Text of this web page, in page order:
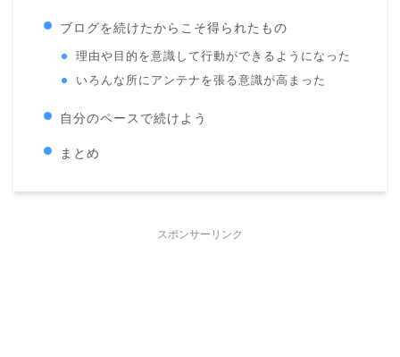
ブログを続けたからこそ得られたもの
理由や目的を意識して行動ができるようになった
いろんな所にアンテナを張る意識が高まった
自分のペースで続けよう
まとめ
スポンサーリンク